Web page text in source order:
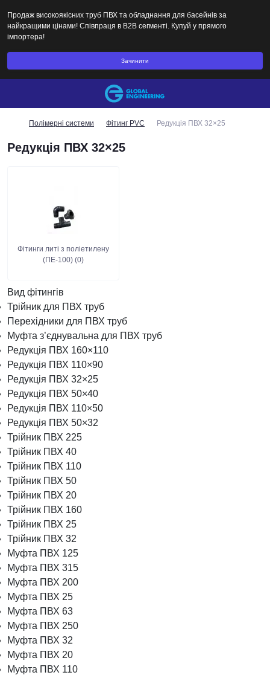
Продаж високоякісних труб ПВХ та обладнання для басейнів за
найкращими цінами! Співпраця в B2B сегменті. Купуй у прямого
імпортера!
Зачинити
Полімерні системи Фітинг PVC Редукція ПВХ 32×25
Редукція ПВХ 32×25
Фітинги литі з поліетилену
(ПЕ-100) (0)
Вид фітингів
Трійник для ПВХ труб
Перехідники для ПВХ труб
Муфта з’єднувальна для ПВХ труб
Редукція ПВХ 160×110
Редукція ПВХ 110×90
Редукція ПВХ 32×25
Редукція ПВХ 50×40
Редукція ПВХ 110×50
Редукція ПВХ 50×32
Трійник ПВХ 225
Трійник ПВХ 40
Трійник ПВХ 110
Трійник ПВХ 50
Трійник ПВХ 20
Трійник ПВХ 160
Трійник ПВХ 25
Трійник ПВХ 32
Муфта ПВХ 125
Муфта ПВХ 315
Муфта ПВХ 200
Муфта ПВХ 25
Муфта ПВХ 63
Муфта ПВХ 250
Муфта ПВХ 32
Муфта ПВХ 20
Муфта ПВХ 110